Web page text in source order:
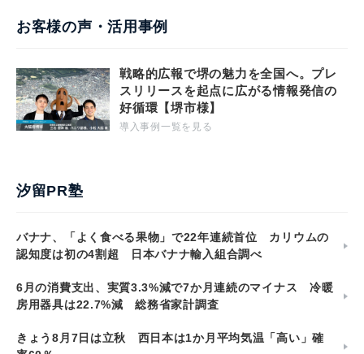
お客様の声・活用事例
戦略的広報で堺の魅力を全国へ。プレ
スリリースを起点に広がる情報発信の
好循環【堺市様】
導入事例一覧を見る
汐留PR塾
バナナ、「よく食べる果物」で22年連続首位 カリウムの
認知度は初の4割超 日本バナナ輸入組合調べ
6月の消費支出、実質3.3%減で7か月連続のマイナス 冷暖
房用器具は22.7%減 総務省家計調査
きょう8月7日は立秋 西日本は1か月平均気温「高い」確